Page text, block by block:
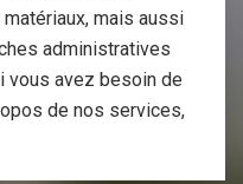
mais aussi
administratives
vous avez besoin de
de nos services,